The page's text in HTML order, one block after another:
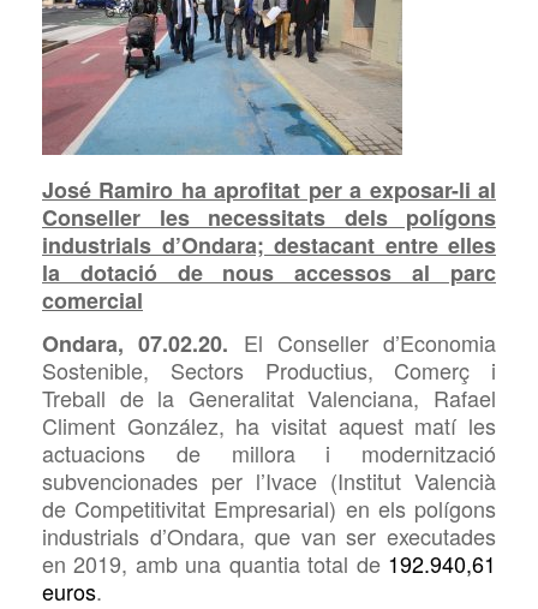
José Ramiro ha aprofitat per a exposar-li al
Conseller les necessitats dels polígons
industrials d’Ondara; destacant entre elles
la dotació de nous accessos al parc
comercial
Ondara, 07.02.20. El Conseller d’Economia
Sostenible, Sectors Productius, Comerç i
Treball de la Generalitat Valenciana, Rafael
Climent González, ha visitat aquest matí les
actuacions de millora i modernització
subvencionades per l’Ivace (Institut Valencià
de Competitivitat Empresarial) en els polígons
industrials d’Ondara, que van ser executades
en 2019, amb una quantia total de 192.940,61
euros.